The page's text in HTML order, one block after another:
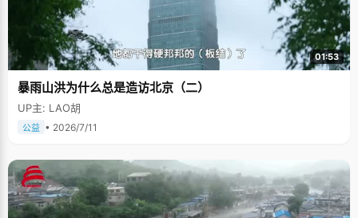
01:53
暴雨山洪为什么总是造访北京（二）
UP主: LAO胡
公益 • 2026/7/11